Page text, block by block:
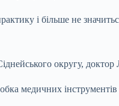
і більше не
округу,
медичних